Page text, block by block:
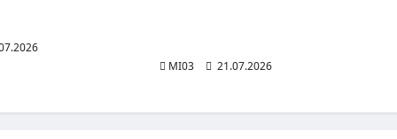
MI03
21.07.2026